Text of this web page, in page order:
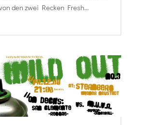
den zwei Recken Fresh...